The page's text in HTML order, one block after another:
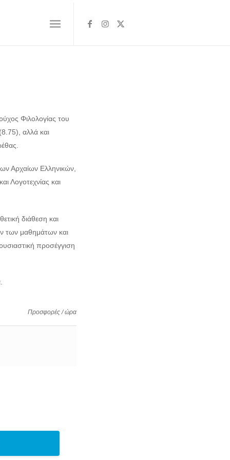
Φιλολογίας του
αλλά και
Αρχαίων Ελληνικών,
Λογοτεχνίας και
διάθεση και
των μαθημάτων και
προσέγγιση
Προσφορές / ώρα